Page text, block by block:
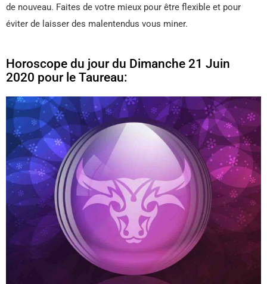
de nouveau. Faites de votre mieux pour être flexible et pour
éviter de laisser des malentendus vous miner.
Horoscope du jour du Dimanche 21 Juin
2020 pour le Taureau: